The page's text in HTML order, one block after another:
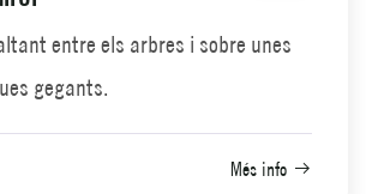
entre els arbres i sobre unes
gegants.
Més info